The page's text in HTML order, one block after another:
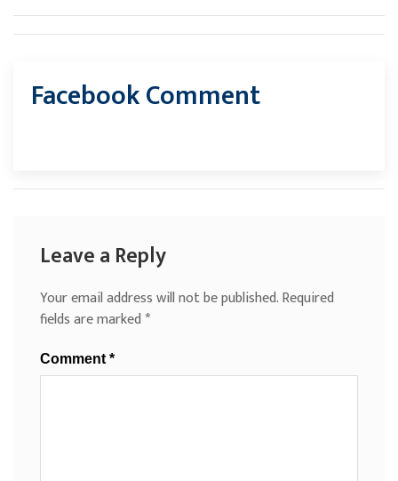
Facebook Comment
Leave a Reply
Your email address will not be published.Required
fields are marked*
Comment *